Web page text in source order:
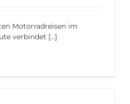
Motorradreisen im
verbindet [...]